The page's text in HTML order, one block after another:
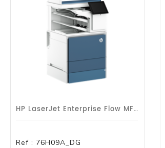
HP LaserJet Enterprise Flow MFP X677z/A4/52ppm/dp/r-Wf/G1a
Ref : 76H09A_DG